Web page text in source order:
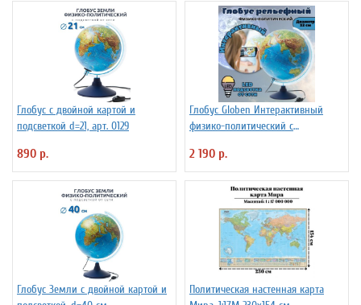
Глобус с двойной картой и
подсветкой d=21, арт. 0129
890 р.
Глобус Globen Интерактивный
физико-политический с
2 190 р.
Глобус Земли с двойной картой и
Политическая настенная карта